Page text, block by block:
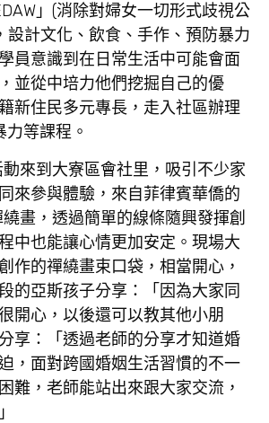
」(消除對婦女一切形式歧視公
設計文化、飲食、手作、預防暴力
員意識到在日常生活中可能會面
並從中培力他們挖掘自己的優
新住民多元專長，走入社區辦理
等課程。
來到大寮區會社里，吸引不少家
來參與體驗，來自菲律賓華僑的
畫，透過簡單的線條隨興發揮創
中也能讓心情更加安定。現場大
作的禪繞畫束口袋，相當開心，
的亞斯孩子分享：「因為大家同
開心，以後還可以教其他小朋
享：「透過老師的分享才知道婚
，面對跨國婚姻生活習慣的不一
難，老師能站出來跟大家交流，